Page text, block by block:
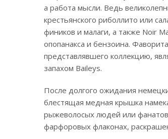
а работа мысли. Ведь
крестьянского риболлито или
фиников и малаги, а также Noir
опопанакса и бензоина.
представлявшего коллекцию,
запахом Baileys.
После долгого ожидания
блестящая медная крышка
рыжеволосых людей или
фарфоровых флаконах,